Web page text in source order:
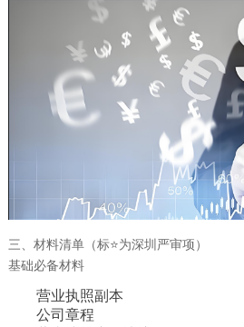
三、材料清单（标⭐为深圳严审项）
基础必备材料
营业执照副本
公司章程